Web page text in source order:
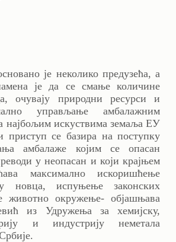
је неколико предузећа, а
је да се смање количине
очувају природни ресурси и
управљање амбалажним
најбољим искуствима земаља ЕУ
приступ се базира на поступку
амбалаже којим се опасан
у неопасан и који крајњем
максимално искоришћење
новца, испуњење законских
животно окружење- објашњава
из Удружења за хемијску,
и индустрију неметала